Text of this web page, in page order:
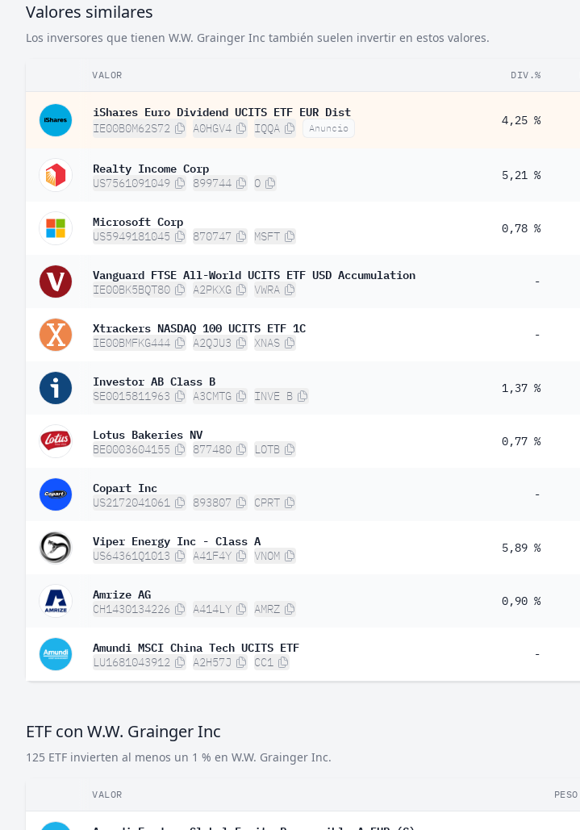
Valores similares
Los inversores que tienen W.W. Grainger Inc también suelen invertir en estos valores.
VALOR DIV.%
iShares Euro Dividend UCITS ETF EUR Dist
IE00B0M62S72 A0HGV4 IQQA Anuncio
4,25 %
Realty Income Corp
US7561091049 899744 O
5,21 %
Microsoft Corp
US5949181045 870747 MSFT
0,78 %
Vanguard FTSE All-World UCITS ETF USD Accumulation
IE00BK5BQT80 A2PKXG VWRA
-
Xtrackers NASDAQ 100 UCITS ETF 1C
IE00BMFKG444 A2QJU3 XNAS
-
Investor AB Class B
SE0015811963 A3CMTG INVE B
1,37 %
Lotus Bakeries NV
BE0003604155 877480 LOTB
0,77 %
Copart Inc
US2172041061 893807 CPRT
-
Viper Energy Inc - Class A
US64361Q1013 A41F4Y VNOM
5,89 %
Amrize AG
CH1430134226 A414LY AMRZ
0,90 %
Amundi MSCI China Tech UCITS ETF
LU1681043912 A2H57J CC1
-
ETF con W.W. Grainger Inc
125 ETF invierten al menos un 1 % en W.W. Grainger Inc.
VALOR PESO